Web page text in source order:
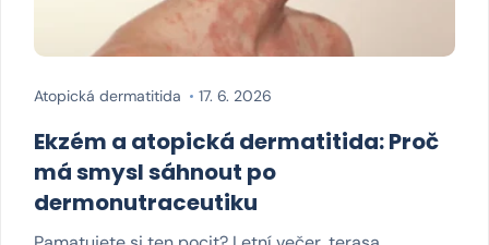
Atopická dermatitida 17. 6. 2026
Ekzém a atopická dermatitida: Proč
má smysl sáhnout po
dermonutraceutiku